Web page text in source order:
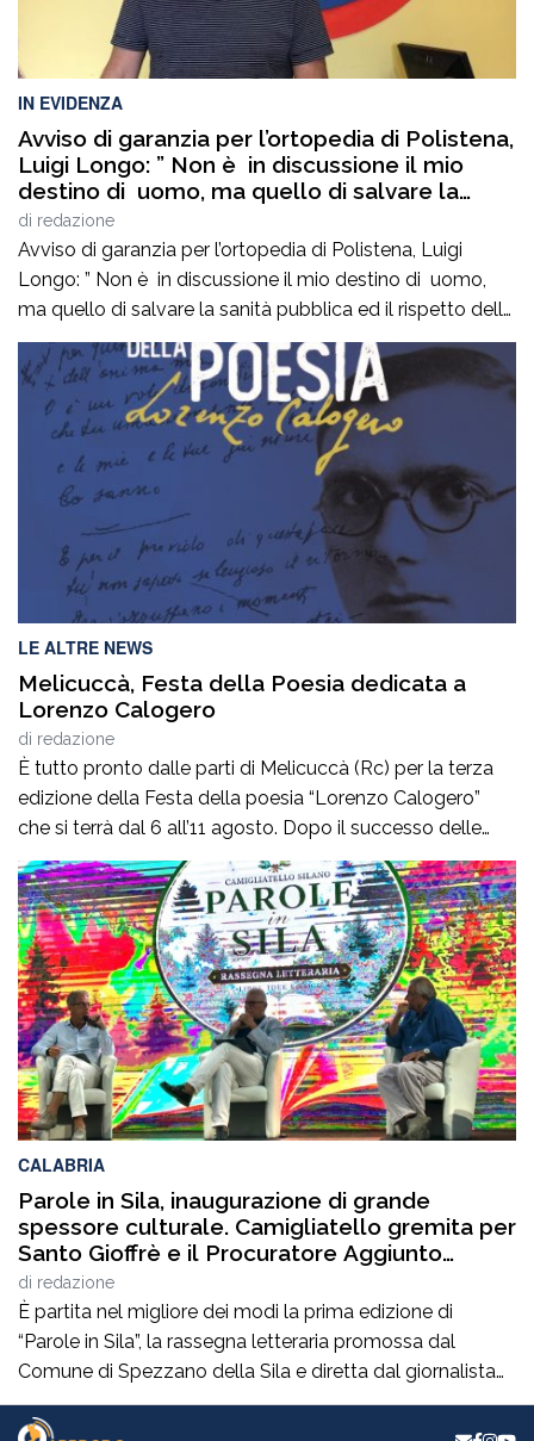
IN EVIDENZA
Avviso di garanzia per l’ortopedia di Polistena,
Luigi Longo: ” Non è in discussione il mio
destino di uomo, ma quello di salvare la
sanità pubblica ed il rispetto delle regole
democratiche. Non mancate oggi ore 19,00
via Francesco Ieraci c’è in gioco il diritto di
ognuno di noi ad essere curati gratuitamente
senza pagare nelle cliniche private”
di redazione
Avviso di garanzia per l’ortopedia di Polistena, Luigi
Longo: ” Non è in discussione il mio destino di uomo,
ma quello di salvare la sanità pubblica ed il rispetto delle
regole democratiche. Non mancate oggi ore 19,00 via
Francesco Ieraci c’è in gioco il diritto di ognuno di noi ad
essere curati gratuitamente senza pagare […]
LE ALTRE NEWS
Melicuccà, Festa della Poesia dedicata a
Lorenzo Calogero
di redazione
È tutto pronto dalle parti di Melicuccà (Rc) per la terza
edizione della Festa della poesia “Lorenzo Calogero”
che si terrà dal 6 all’11 agosto. Dopo il successo delle
prime due edizioni, nel 2024 e nel 2025, che hanno
portato nell’entroterra calabrese autorevoli protagonisti
della cultura italiana e internazionale, anche per
quest’annoLYRIKS – Laboratorio Interdisciplinare […]
CALABRIA
Parole in Sila, inaugurazione di grande
spessore culturale. Camigliatello gremita per
Santo Gioffrè e il Procuratore Aggiunto
Stefano Musolino
di redazione
È partita nel migliore dei modi la prima edizione di
“Parole in Sila”, la rassegna letteraria promossa dal
Comune di Spezzano della Sila e diretta dal giornalista
Pasquale Motta, che fino al 19 agosto porterà a
Camigliatello Silano alcuni tra i più autorevoli